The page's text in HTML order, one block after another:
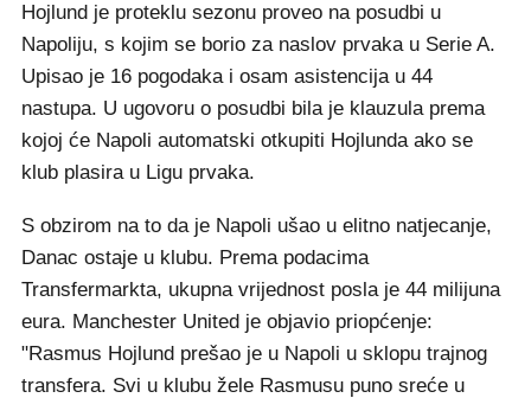
Hojlund je proteklu sezonu proveo na posudbi u
Napoliju, s kojim se borio za naslov prvaka u Serie A.
Upisao je 16 pogodaka i osam asistencija u 44
nastupa. U ugovoru o posudbi bila je klauzula prema
kojoj će Napoli automatski otkupiti Hojlunda ako se
klub plasira u Ligu prvaka.
S obzirom na to da je Napoli ušao u elitno natjecanje,
Danac ostaje u klubu. Prema podacima
Transfermarkta, ukupna vrijednost posla je 44 milijuna
eura. Manchester United je objavio priopćenje:
"Rasmus Hojlund prešao je u Napoli u sklopu trajnog
transfera. Svi u klubu žele Rasmusu puno sreće u